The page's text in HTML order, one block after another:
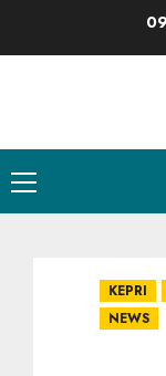
Primary
Menu
KEPRI
NEWS